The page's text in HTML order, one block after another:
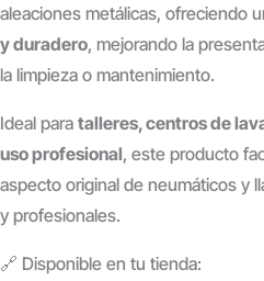
aleaciones metálicas, ofreciendo
y duradero, mejorando la
la limpieza o mantenimiento.
Ideal para talleres, centros de
uso profesional, este producto
aspecto original de neumáticos y
y profesionales.
🔗 Disponible en tu tienda: